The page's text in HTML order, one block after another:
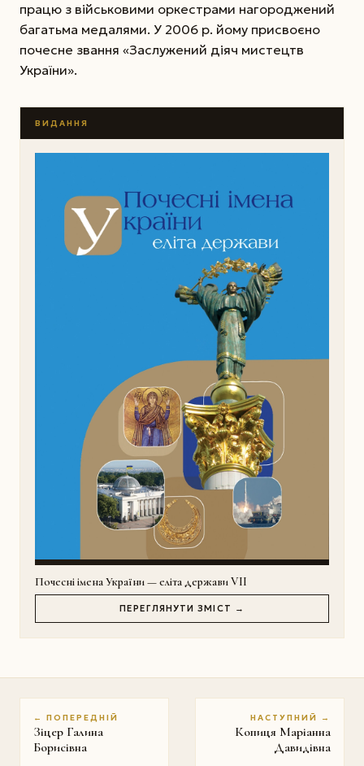
працю з військовими оркестрами нагороджений
багатьма медалями. У 2006 р. йому присвоєно
почесне звання «Заслужений діяч мистецтв
України».
ВИДАННЯ
Почесні імена України — еліта держави VII
ПЕРЕГЛЯНУТИ ЗМІСТ →
← ПОПЕРЕДНІЙ
Зіцер Галина
Борисівна
НАСТУПНИЙ →
Копиця Маріанна
Давидівна